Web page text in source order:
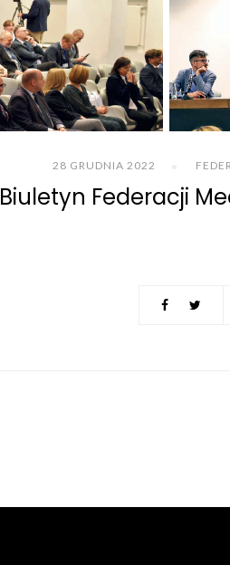
28 GRUDNIA 2022
Biuletyn Federacji